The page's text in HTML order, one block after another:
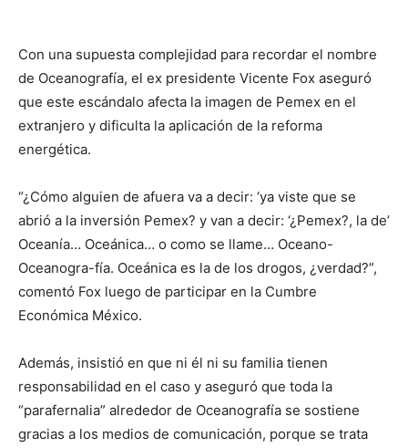
Con una supuesta complejidad para recordar el nombre
de Oceanografía, el ex presidente Vicente Fox aseguró
que este escándalo afecta la imagen de Pemex en el
extranjero y dificulta la aplicación de la reforma
energética.
“¿Cómo alguien de afuera va a decir: ‘ya viste que se
abrió a la inversión Pemex? y van a decir: ‘¿Pemex?, la de’
Oceanía… Oceánica… o como se llame… Oceano-
Oceanogra-fía. Oceánica es la de los drogos, ¿verdad?”,
comentó Fox luego de participar en la Cumbre
Económica México.
Además, insistió en que ni él ni su familia tienen
responsabilidad en el caso y aseguró que toda la
“parafernalia” alrededor de Oceanografía se sostiene
gracias a los medios de comunicación, porque se trata